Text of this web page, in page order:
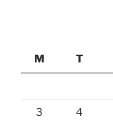
M
T
3 4